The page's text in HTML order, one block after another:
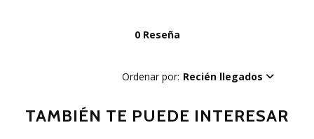
0 Reseña
Ordenar por: Recién llegados
TAMBIÉN TE PUEDE INTERESAR